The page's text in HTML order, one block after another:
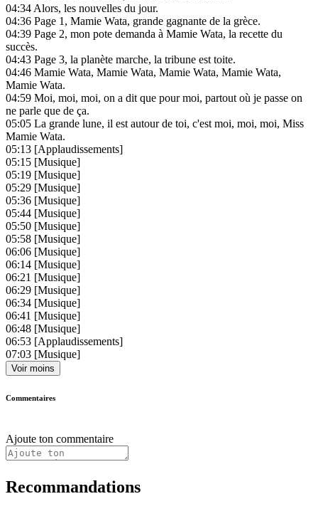
04:34Alors, les nouvelles du jour.
04:36 Page 1, Mamie Wata, grande gagnante de la grèce.
04:39 Page 2, mon pote demanda à Mamie Wata, la recette du
succès.
04:43 Page 3, la planète marche, la tribune est toite.
04:46 Mamie Wata, Mamie Wata, Mamie Wata, Mamie Wata,
Mamie Wata.
04:59 Moi, moi, moi, on a dit que pour moi, partout où je passe on
ne parle que de ça.
05:05 La grande lune, il est autour de toi, c'est moi, moi, moi, Miss
Mamie Wata.
05:13 [Applaudissements]
05:15 [Musique]
05:19 [Musique]
05:29 [Musique]
05:36 [Musique]
05:44 [Musique]
05:50 [Musique]
05:58 [Musique]
06:06 [Musique]
06:14 [Musique]
06:21 [Musique]
06:29 [Musique]
06:34 [Musique]
06:41 [Musique]
06:48 [Musique]
06:53 [Applaudissements]
07:03 [Musique]
Voir moins
Commentaires
Ajoute ton commentaire
Recommandations